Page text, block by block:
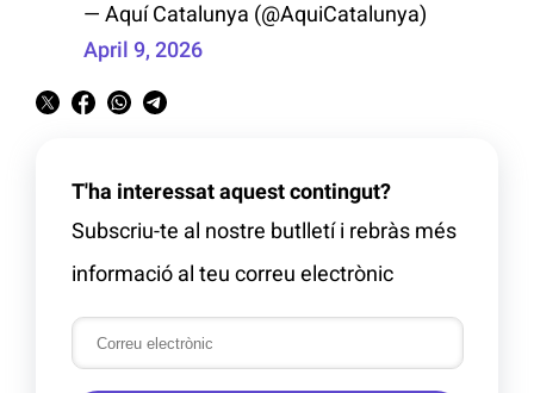
— Aquí Catalunya (@AquiCatalunya)
April 9, 2026
T'ha interessat aquest contingut?
Subscriu-te al nostre butlletí i rebràs més
informació al teu correu electrònic